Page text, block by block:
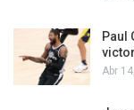
Paul
Abr